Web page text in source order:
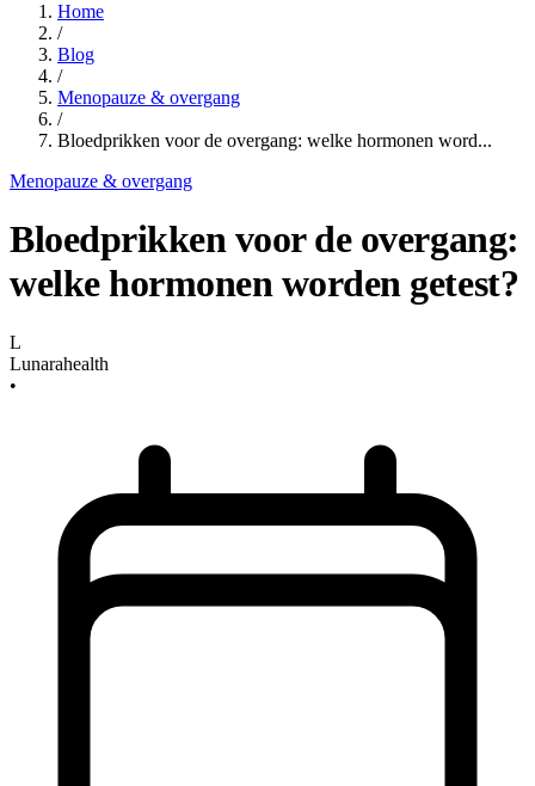
Home
/
Blog
/
Menopauze & overgang
/
Bloedprikken voor de overgang: welke hormonen word...
Menopauze & overgang
Bloedprikken voor de overgang:
welke hormonen worden getest?
L
Lunarahealth
•